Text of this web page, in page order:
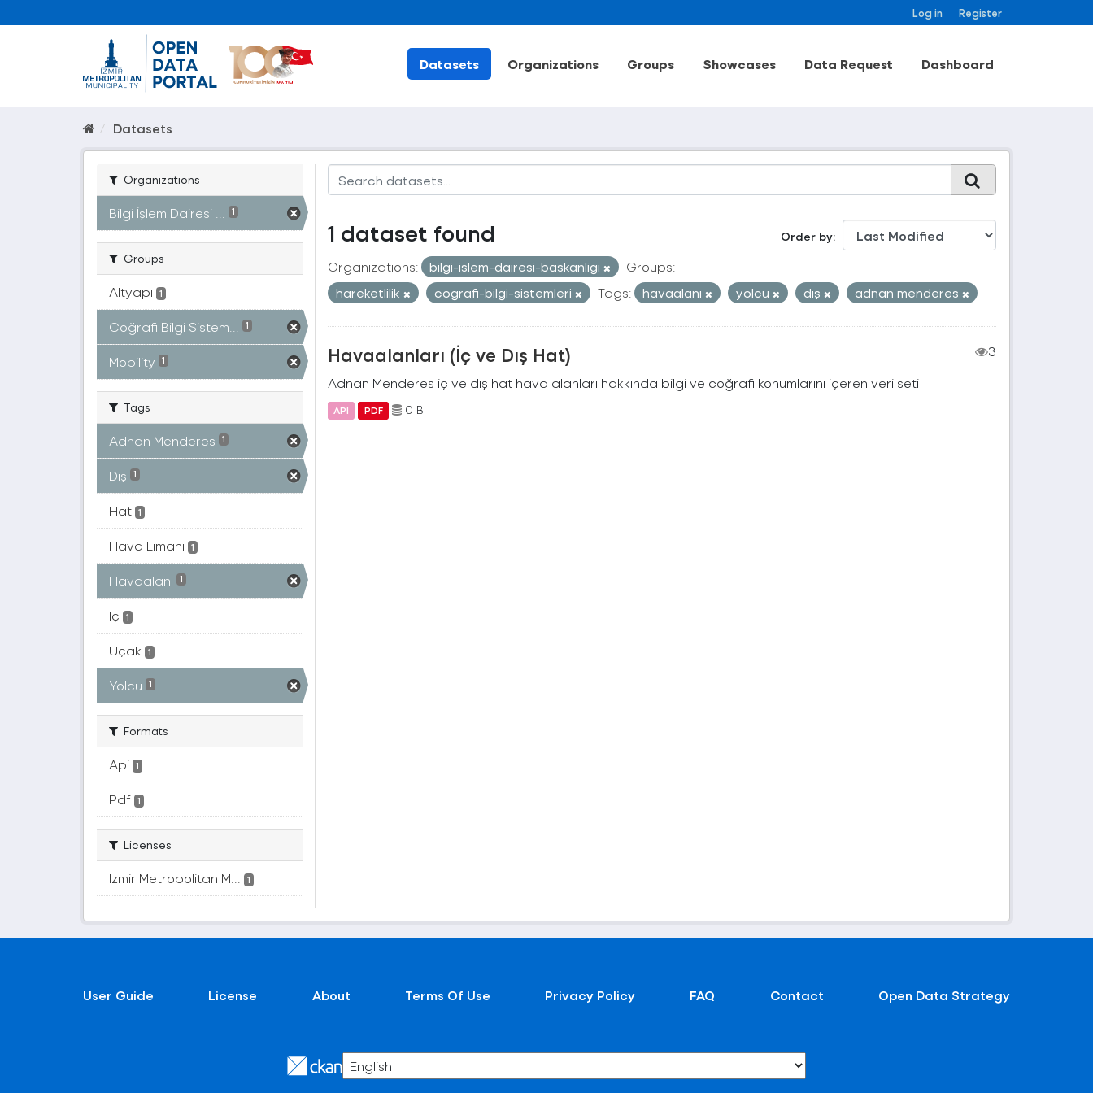
Log in Register
Datasets Organizations Groups Showcases Data Request Dashboard
Datasets
Organizations
Bilgi İşlem Dairesi ... 1
Groups
Altyapı 1
Coğrafi Bilgi Sistem... 1
Mobility 1
Tags
Adnan Menderes 1
Dış 1
Hat 1
Hava Limanı 1
Havaalanı 1
Iç 1
Uçak 1
Yolcu 1
Formats
Api 1
Pdf 1
Licenses
Izmir Metropolitan M... 1
Order by
1 dataset found
Organizations: bilgi-islem-dairesi-baskanligi
Groups:
hareketlilik
cografi-bilgi-sistemleri Tags: havaalanı yolcu dış adnan menderes
Havaalanları (İç ve Dış Hat)
3
Adnan Menderes iç ve dış hat hava alanları hakkında bilgi ve coğrafi konumlarını içeren veri seti
API PDF 0 B
User Guide License About Terms Of Use Privacy Policy FAQ Contact Open Data Strategy